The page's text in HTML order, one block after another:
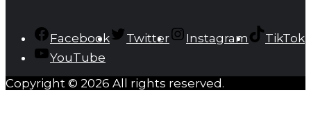
Facebook Twitter Instagram
TikTok
YouTube
Copyright © 2026 All rights reserved.